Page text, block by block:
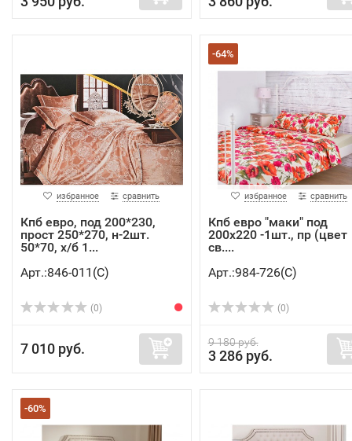
избранное сравнить
Кпб евро, под 200*230,
прост 250*270, н-2шт.
50*70, х/б 1...
Арт.:846-011(C)
(0)
7 010 руб.
-64%
избранное сравнить
Кпб евро "маки" под
200х220 -1шт., пр (цвет
св....
Арт.:984-726(C)
(0)
9 180 руб.
3 286 руб.
-60%